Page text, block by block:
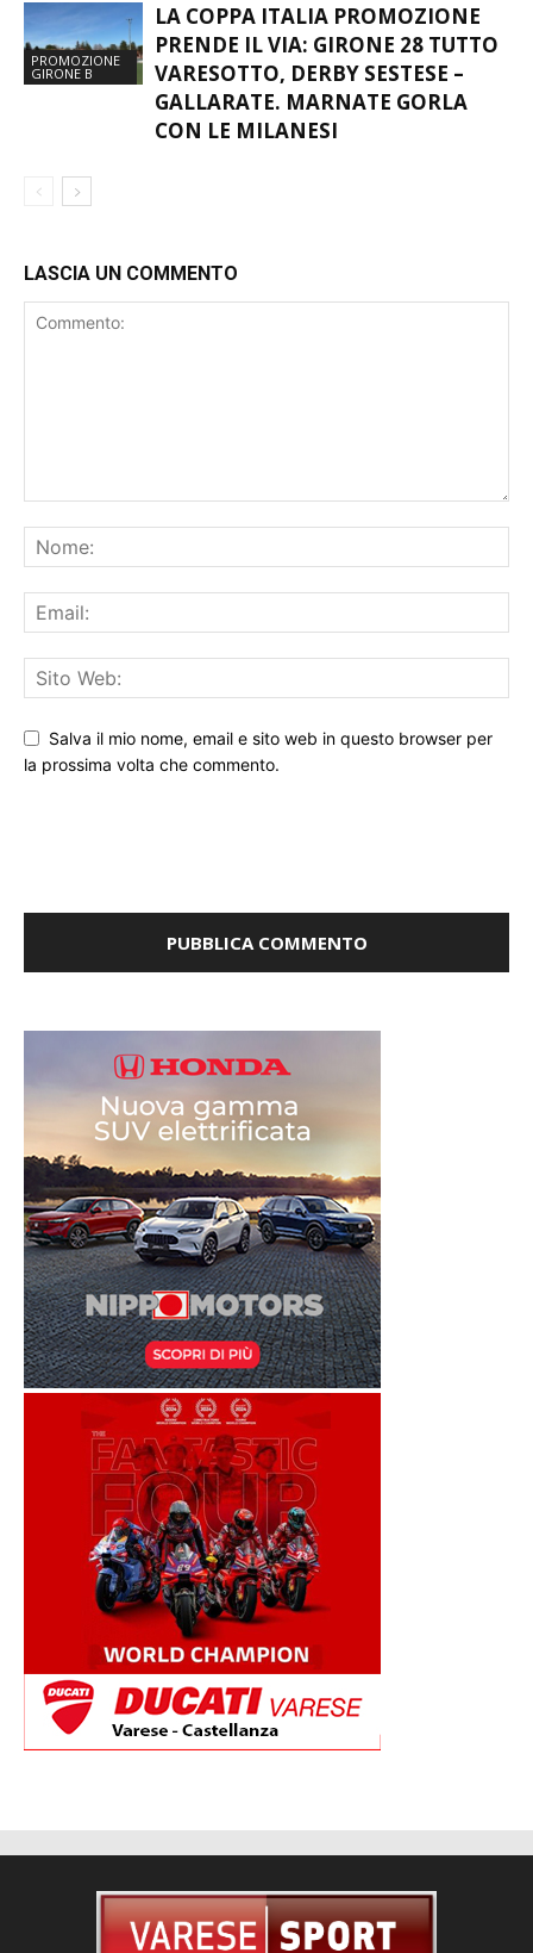
PROMOZIONE
GIRONE B
LA COPPA ITALIA PROMOZIONE
PRENDE IL VIA: GIRONE 28 TUTTO
VARESOTTO, DERBY SESTESE –
GALLARATE. MARNATE GORLA
CON LE MILANESI
LASCIA UN COMMENTO
Salva il mio nome, email e sito web in questo browser per
la prossima volta che commento.